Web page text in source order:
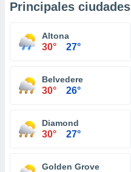
Principales ciudades
Altona
30° 27°
Belvedere
30° 26°
Diamond
30° 27°
Golden Grove